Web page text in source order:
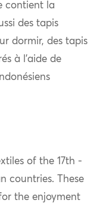
contient la
des tapis
dormir, des tapis
à l’aide de
of the 17th -
countries. These
the enjoyment